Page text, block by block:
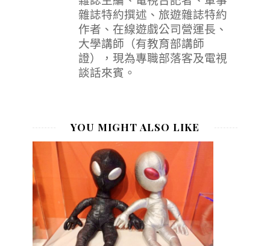
雜誌特約撰述、旅遊雜誌特約
作者、在線遊戲公司營運長、
大學講師（有教育部講師
證），現為專職部落客及電視
談話來賓。
YOU MIGHT ALSO LIKE